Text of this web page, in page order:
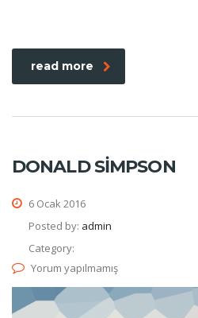
read more
DONALD SIMPSON
6 Ocak 2016
Posted by: admin
Category:
Yorum yapılmamış